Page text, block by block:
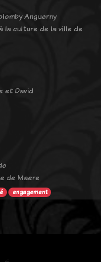
Anguerny
la culture de la ville de
et David
de Maere
engagement